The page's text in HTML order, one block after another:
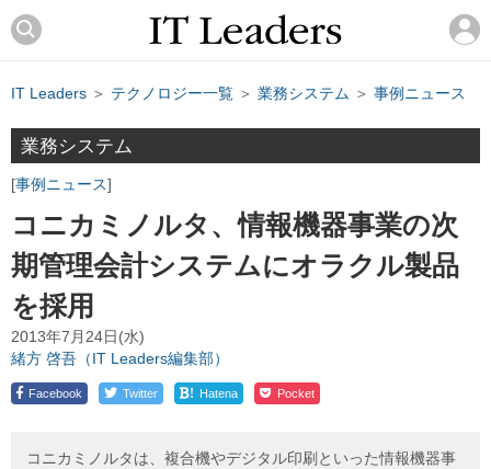
IT Leaders ＞ テクノロジー一覧 ＞ 業務システム ＞ 事例ニュース
業務システム
事例ニュース
コニカミノルタ、情報機器事業の次
期管理会計システムにオラクル製品
を採用
2013年7月24日(水)
緒方 啓吾（IT Leaders編集部）
Facebook Twitter ! Hatena Pocket
コニカミノルタは、複合機やデジタル印刷といった情報機器事